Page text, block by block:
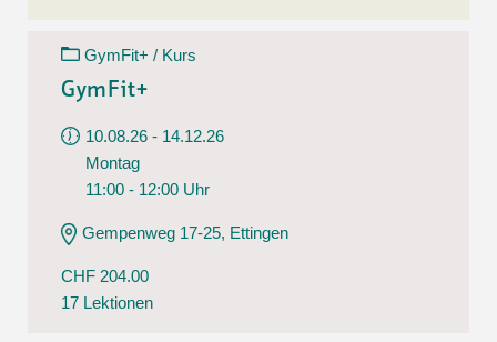
GymFit+ / Kurs
GymFit+
10.08.26 - 14.12.26
Montag
11:00 - 12:00 Uhr
Gempenweg 17-25, Ettingen
CHF 204.00
17 Lektionen